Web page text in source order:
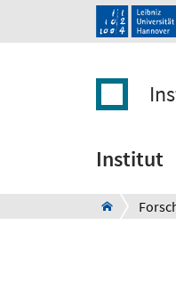
Institut